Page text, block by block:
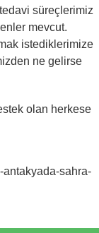
süreçlerimiz
mevcut.
istediklerimize
ne gelirse
olan herkese
antakyada-sahra-